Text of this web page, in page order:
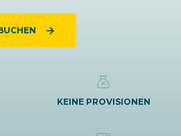
KEINE PROVISIONEN